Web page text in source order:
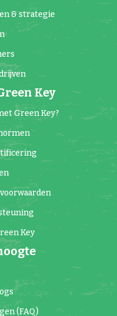
& strategie
Key
Green Key?
Key
(FAQ)